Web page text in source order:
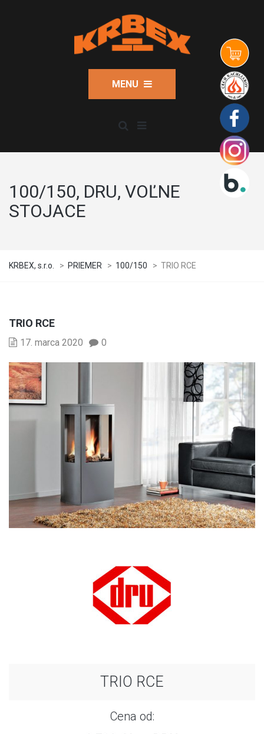
MENU
100/150, DRU, VOĽNE
STOJACE
KRBEX, s.r.o. > PRIEMER > 100/150 > TRIO RCE
TRIO RCE
17. marca 2020 0
TRIO RCE
Cena od: